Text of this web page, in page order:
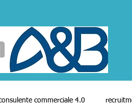
commerciale 4.0